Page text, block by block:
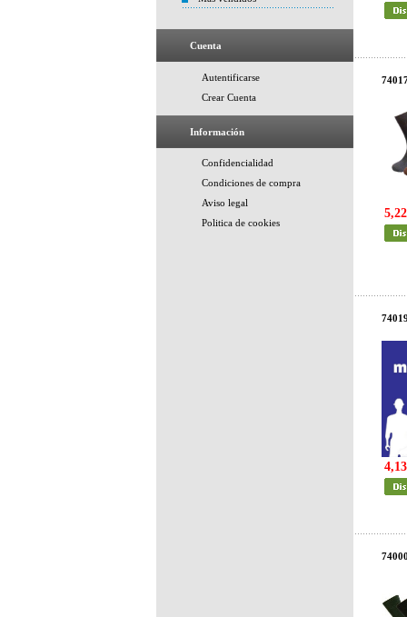
Cuenta
Autentificarse
Crear Cuenta
Información
Confidencialidad
Condiciones de compra
Aviso legal
Politica de cookies